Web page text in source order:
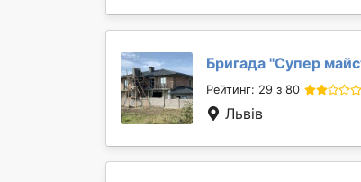
Бригада "Супер
Рейтинг: 29 з 80
Львів